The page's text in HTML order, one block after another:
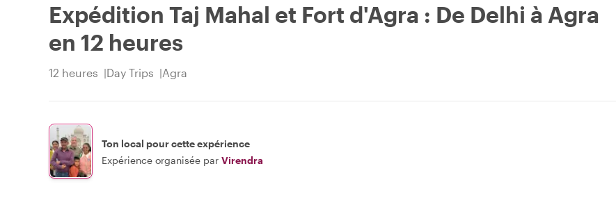
Expédition Taj Mahal et Fort d'Agra : De Delhi à Agra
en 12 heures
12 heures Day Trips Agra
Ton local pour cette expérience
Expérience organisée par Virendra